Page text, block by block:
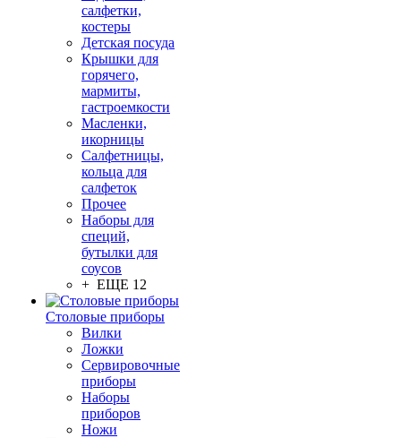
салфетки,
костеры
Детская посуда
Крышки для
горячего,
мармиты,
гастроемкости
Масленки,
икорницы
Салфетницы,
кольца для
салфеток
Прочее
Наборы для
специй,
бутылки для
соусов
+ ЕЩЕ 12
Столовые приборы
Вилки
Ложки
Сервировочные
приборы
Наборы
приборов
Ножи